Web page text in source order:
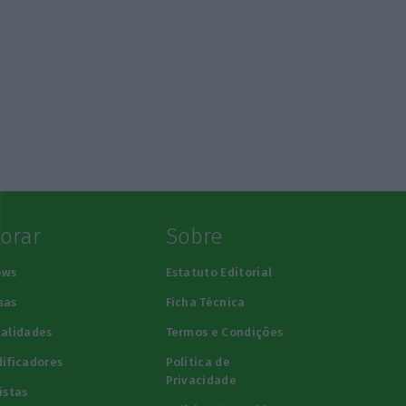
Sobre
Estatuto Editorial
Ficha Técnica
Termos e Condições
Política de
Privacidade